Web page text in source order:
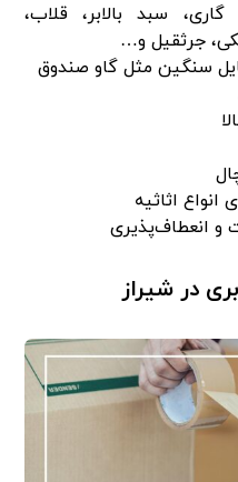
سبد بالابر، قلاب،
جرثقیل و…
سنگین مثل گاو صندوق
انواع اثاثیه
و انعطاف‌پذیری
در شیراز